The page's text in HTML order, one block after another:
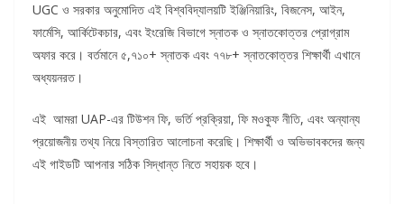
UGC ও সরকার অনুমোদিত এই বিশ্ববিদ্যালয়টি ইঞ্জিনিয়ারিং, বিজনেস, আইন,
ফার্মেসি, আর্কিটেকচার, এবং ইংরেজি বিভাগে স্নাতক ও স্নাতকোত্তর প্রোগ্রাম
অফার করে। বর্তমানে ৫,৭১০+ স্নাতক এবং ৭৭৮+ স্নাতকোত্তর শিক্ষার্থী এখানে
অধ্যয়নরত।
এই আমরা UAP-এর টিউশন ফি, ভর্তি প্রক্রিয়া, ফি মওকুফ নীতি, এবং অন্যান্য
প্রয়োজনীয় তথ্য নিয়ে বিস্তারিত আলোচনা করেছি। শিক্ষার্থী ও অভিভাবকদের জন্য
এই গাইডটি আপনার সঠিক সিদ্ধান্ত নিতে সহায়ক হবে।